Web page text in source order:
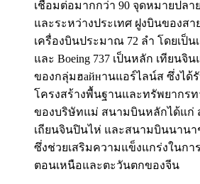
เชื่อมต่อมากกว่า 90 จุดหมายปลา
และระหว่างประเทศ ฝูงบินของส
เครื่องบินประมาณ 72 ลำ โดยเป็นเ
และ Boeing 737 เป็นหลัก เทียนจิ
ของกลุ่มฮайнานแอร์ไลน์ส ซึ่งได้
โครงสร้างพื้นฐานและทรัพยากร
ของบริษัทแม่ สนามบินหลักได้แก่
เถียนจินปินไห่ และสนามบินนาน
ซึ่งช่วยเสริมความแข็งแกร่งในก
ตอนเหนือและตะวันตกของจีน